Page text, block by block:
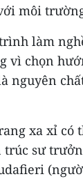
môi
làm
vì chọn
nguyên
xa xỉ có
trúc sư